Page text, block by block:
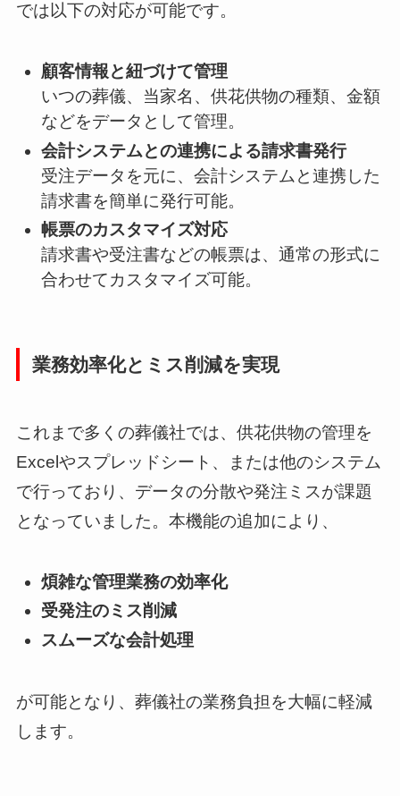
では以下の対応が可能です。
顧客情報と紐づけて管理
いつの葬儀、当家名、供花供物の種類、金額
などをデータとして管理。
会計システムとの連携による請求書発行
受注データを元に、会計システムと連携した
請求書を簡単に発行可能。
帳票のカスタマイズ対応
請求書や受注書などの帳票は、通常の形式に
合わせてカスタマイズ可能。
業務効率化とミス削減を実現
これまで多くの葬儀社では、供花供物の管理を
Excelやスプレッドシート、または他のシステム
で行っており、データの分散や発注ミスが課題
となっていました。本機能の追加により、
煩雑な管理業務の効率化
受発注のミス削減
スムーズな会計処理
が可能となり、葬儀社の業務負担を大幅に軽減
します。